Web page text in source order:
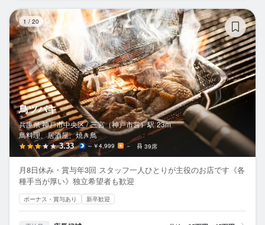
1 / 20
鳥ツバキ
兵庫県 神戸市中央区 / 三宮（神戸市営）駅 23m
鳥料理、居酒屋、焼き鳥
3.33 ～￥4,999 － 39席
月8日休み・賞与年3回 スタッフ一人ひとりが主役のお店です《各
種手当が厚い》独立希望者も歓迎
ボーナス・賞与あり 新卒歓迎